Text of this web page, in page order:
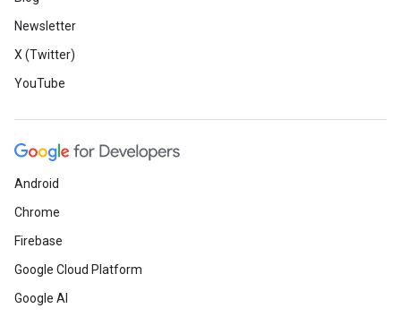
Newsletter
X (Twitter)
YouTube
Android
Chrome
Firebase
Google Cloud Platform
Google AI